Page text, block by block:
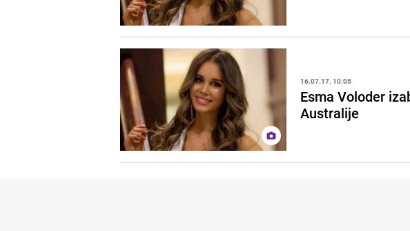
16.07.17. 10:05
Esma Voloder
Australije